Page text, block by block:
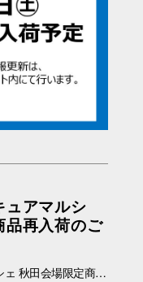
ュアマルシ
品再入荷のご
おでかけ！プリキュアマルシェ 秋田会場限定商品の再入荷を予定しております。 再入荷対象商品は下記をご覧ください。 【秋田限定】ランダム缶バッジ 全4種 各500円 【秋田限定】アクリルキーホルダー 全3種 1100円 【秋田限定】アクリルスタンド 全3種 1650円 ※納品後、準備が出来次第、販売を開始します。予めご了承ください。 ※在庫状況についてのお問い合わせは回答いたしかねます。ご来店の上ご確認をお願い申し上げます。 ※ブラウザでご覧の方はバナー、OPAアプリでご覧の方はタイトルをタップすると秋田会場限定商品の紹介ページに遷移します。